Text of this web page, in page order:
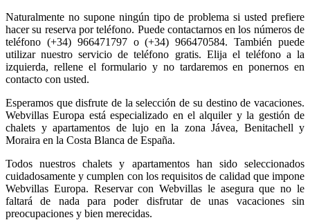
Naturalmente no supone ningún tipo de problema si usted prefiere
hacer su reserva por teléfono. Puede contactarnos en los números de
teléfono (+34) 966471797 o (+34) 966470584. También puede
utilizar nuestro servicio de teléfono gratis. Elija el teléfono a la
izquierda, rellene el formulario y no tardaremos en ponernos en
contacto con usted.
Esperamos que disfrute de la selección de su destino de vacaciones.
Webvillas Europa está especializado en el alquiler y la gestión de
chalets y apartamentos de lujo en la zona Jávea, Benitachell y
Moraira en la Costa Blanca de España.
Todos nuestros chalets y apartamentos han sido seleccionados
cuidadosamente y cumplen con los requisitos de calidad que impone
Webvillas Europa. Reservar con Webvillas le asegura que no le
faltará de nada para poder disfrutar de unas vacaciones sin
preocupaciones y bien merecidas.